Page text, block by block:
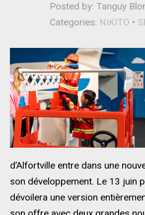
Posted by: Tanguy
Categories: NIKITO •
d’Alfortville entre dans une
son développement. Le 13 juin
dévoilera une version